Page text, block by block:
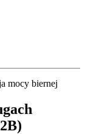
mocy biernej